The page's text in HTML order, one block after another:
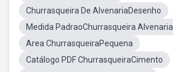
Churrasqueira De AlvenariaDesenho
Medida PadraoChurrasqueira Alvenaria
Area ChurrasqueiraPequena
Catálogo PDF ChurrasqueiraCimento